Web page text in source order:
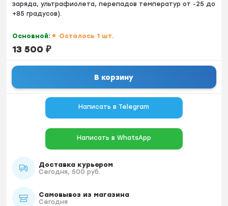
заряда, ультрафиолета, перепадов температур от -25 до
+85 градусов).
Основной: Осталось 1 шт.
13 500 ₽
В корзину
Написать в Telegram
Написать в WhatsApp
Доставка курьером
Сегодня, 500 руб.
Самовывоз из магазина
Сегодня